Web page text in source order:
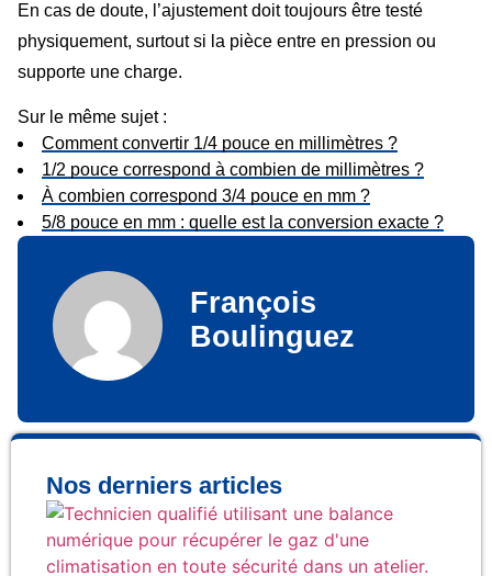
En cas de doute, l’ajustement doit toujours être testé
physiquement, surtout si la pièce entre en pression ou
supporte une charge.
Sur le même sujet :
Comment convertir 1/4 pouce en millimètres ?
1/2 pouce correspond à combien de millimètres ?
À combien correspond 3/4 pouce en mm ?
5/8 pouce en mm : quelle est la conversion exacte ?
François
Boulinguez
Nos derniers articles